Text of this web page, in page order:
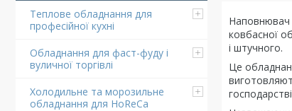
Теплове обладнання для
професійної кухні
Обладнання для фаст-фуду і
вуличної торгівлі
Холодильне та морозильне
обладнання для HoReCa
Наповнювач
ковбасної
і штучного.
Це